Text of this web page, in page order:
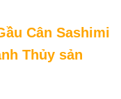
Cân Sashimi
Thủy sản